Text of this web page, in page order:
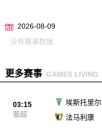
2026-08-09
没有赛事数据
更多赛事 GAMES LIVING
03:15
葡超
埃斯托里尔
法马利康